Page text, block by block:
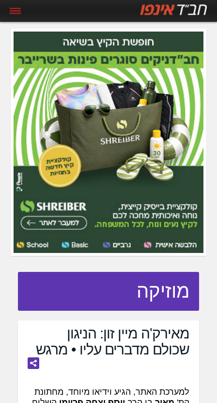
מוזיקה
מאירק'ה מיין זון: הניגון
שכולם מדברים עליו • מרגש
למערכת האתר, הגיע וידיאו מיוחד, מחתונת